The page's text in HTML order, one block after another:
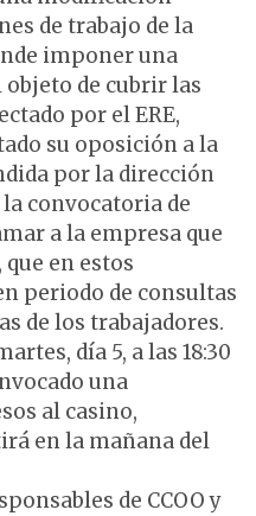
de trabajo de la
imponer una
de cubrir las
por el ERE,
su oposición a la
por la dirección
convocatoria de
a la empresa que
en estos
periodo de consultas
de los trabajadores.
día 5, a las 18:30
una
al casino,
en la mañana del
de CCOO y